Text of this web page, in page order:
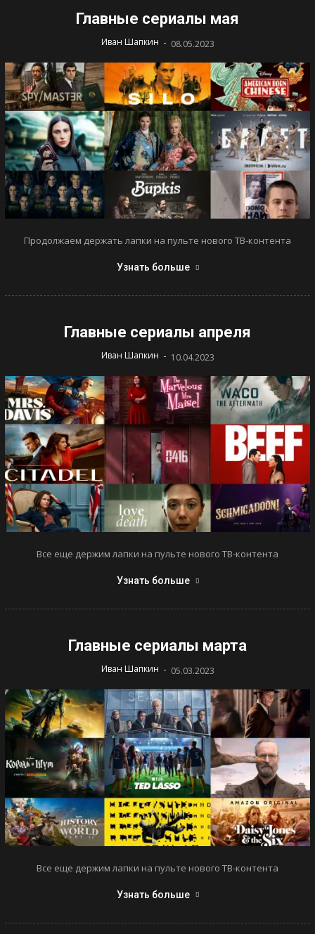
Главные сериалы мая
Иван Шапкин - 08.05.2023
Продолжаем держать лапки на пульте нового ТВ-контента
Узнать больше
Главные сериалы апреля
Иван Шапкин - 10.04.2023
Все еще держим лапки на пульте нового ТВ-контента
Узнать больше
Главные сериалы марта
Иван Шапкин - 05.03.2023
Все еще держим лапки на пульте нового ТВ-контента
Узнать больше